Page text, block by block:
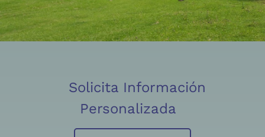
Solicita Información
Personalizada